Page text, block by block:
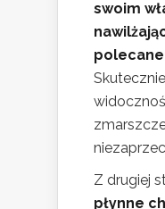
swoim
Z drugiej
płynne